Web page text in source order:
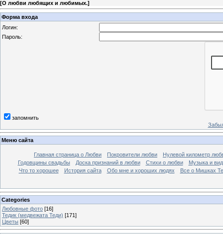
[О любви любящих и любимых.]
Форма входа
Логин:
Пароль:
запомнить
Меню сайта
Главная страница о Любви Покровители любви
Нулевой километр
Годовщины свадьбы
Доска признаний в любви Стихи о любви
Музыка и
Что то хорошее
История сайта Обо мне и хороших людях Все о Мишках
Categories
Любовные фото [16]
Тедик (медвежата Теди) [171]
Цветы [60]